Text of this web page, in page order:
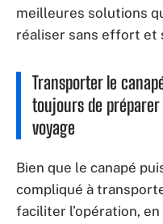
meilleures solutions
réaliser sans effort et
Transporter le
toujours de
voyage
Bien que le canapé
compliqué à
faciliter l’opération,